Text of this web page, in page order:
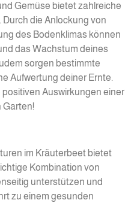
Gemüse bietet zahlreiche
. Durch die Anlockung von
des Bodenklimas können
das Wachstum deines
sorgen bestimmte
Aufwertung deiner Ernte.
positiven Auswirkungen einer
Garten!
im Kräuterbeet bietet
Kombination von
unterstützen und
zu einem gesunden